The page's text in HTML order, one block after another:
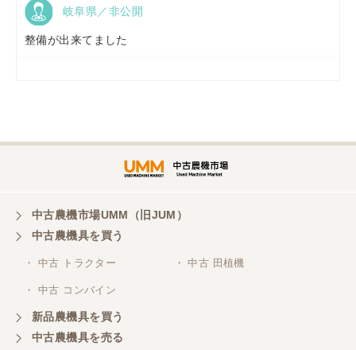
山形県／株式会社ノーキステージ
株式会社トミタモータース
三重県／株式会社 ケイ・エス・エンタープライズ
岐阜県／非公開
整備が出来てました
中古農機市場UMM（旧JUM）
中古農機具を買う
・ 中古 トラクター ・ 中古 田植機
・ 中古 コンバイン
新品農機具を買う
中古農機具を売る